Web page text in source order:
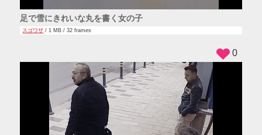
足で雪にきれいな丸を書く女の子
スゴワザ / 1 MB / 32 frames
0